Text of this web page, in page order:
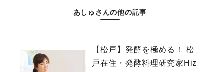
あしゅさんの他の記事
【松戸】発酵を極める！ 松
戸在住・発酵料理研究家Hiz